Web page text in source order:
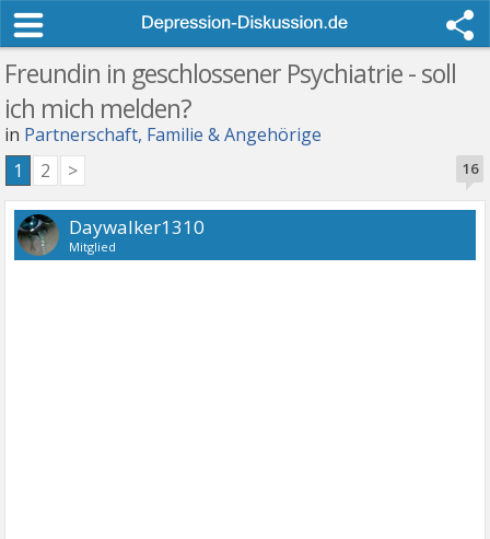
Freundin in geschlossener Psychiatrie - soll
ich mich melden?
in Partnerschaft, Familie & Angehörige
16
1 2 >
Daywalker1310
Mitglied